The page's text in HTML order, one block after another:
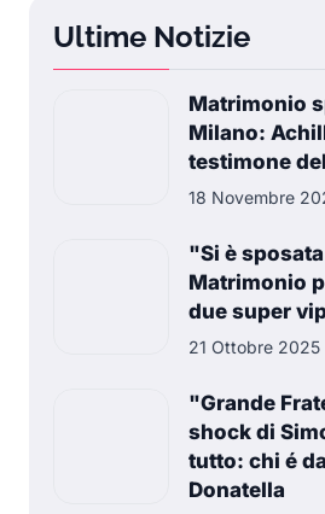
Ultime Notizie
Matrimonio
Milano:
testimone
18 Novembre
"Si è
Matrimonio
due super
21 Ottobre 2025
"Grande
shock di
tutto: chi é
Donatella